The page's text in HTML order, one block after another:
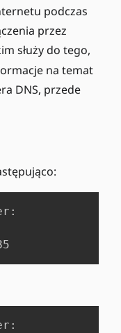
podczas
przez
służy do tego,
na temat
DNS, przede